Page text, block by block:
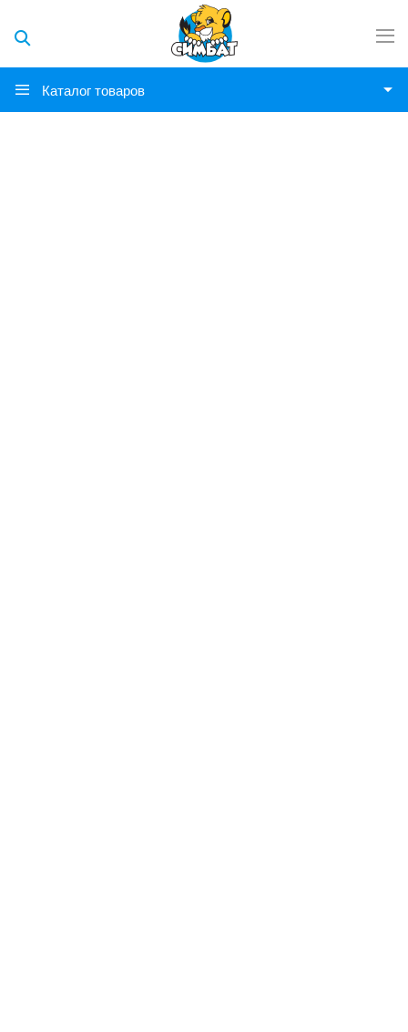
Каталог товаров